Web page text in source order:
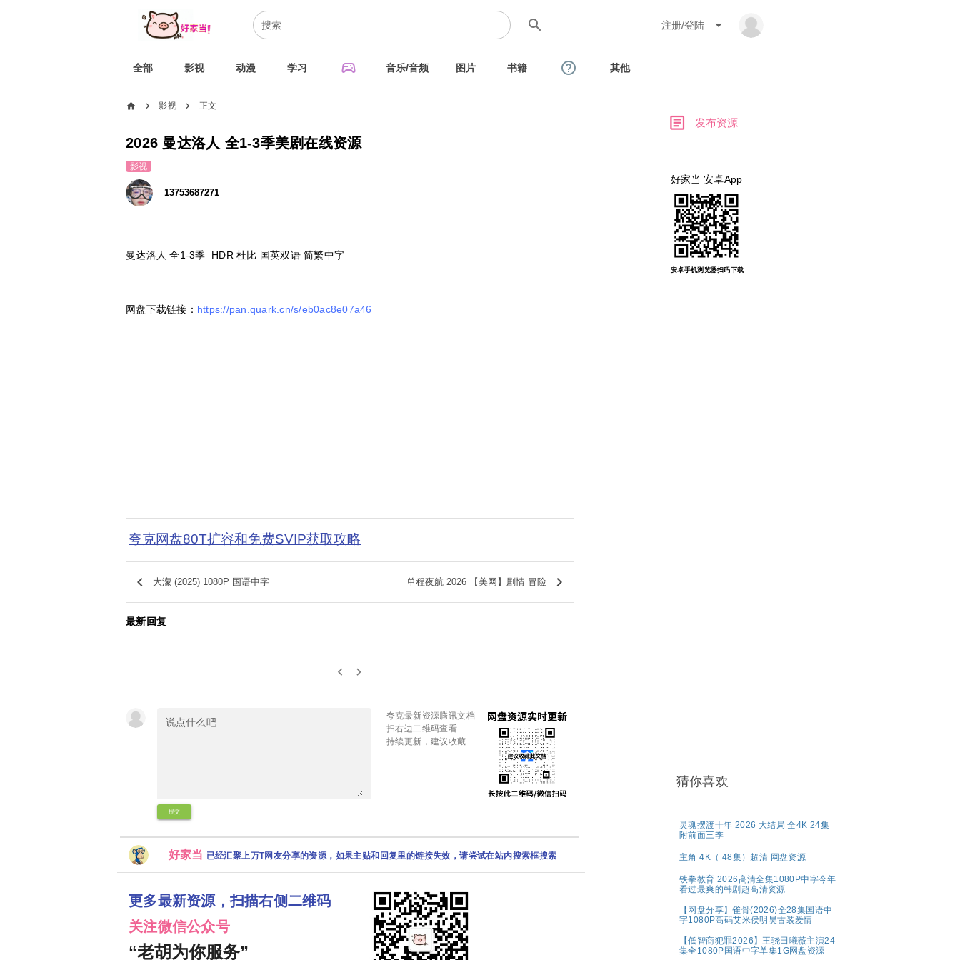
search 注册/登陆 arrow_drop_down
全部 影视 动漫 学习 sports_esports 音乐/音频 图片 书籍 help_outline 其他
home chevron_right 影视 chevron_right 正文
2026 曼达洛人 全1-3季美剧在线资源
影视
13753687271
曼达洛人 全1-3季 HDR 杜比 国英双语 简繁中字
网盘下载链接： https://pan.quark.cn/s/eb0ac8e07a46
夸克网盘80T扩容和免费SVIP获取攻略
keyboard_arrow_left 大濛 (2025) 1080P 国语中字 单程夜航 2026 【美网】剧情 冒险 keyboard_arrow_right
最新回复
keyboard_arrow_left keyboard_arrow_right
提交
夸克最新资源腾讯文档
扫右边二维码查看
持续更新，建议收藏
好家当 已经汇聚上万T网友分享的资源，如果主贴和回复里的链接失效，请尝试在站内搜索框搜索
更多最新资源，扫描右侧二维码
关注微信公众号
“老胡为你服务”
article 发布资源
好家当 安卓App
安卓手机浏览器扫码下载
猜你喜欢
灵魂摆渡十年 2026 大结局 全4K 24集
附前面三季
主角 4K（ 48集）超清 网盘资源
铁拳教育 2026高清全集1080P中字今年
看过最爽的韩剧超高清资源
【网盘分享】雀骨(2026)全28集国语中
字1080P高码艾米侯明昊古装爱情
【低智商犯罪2026】王骁田曦薇主演24
集全1080P国语中字单集1G网盘资源